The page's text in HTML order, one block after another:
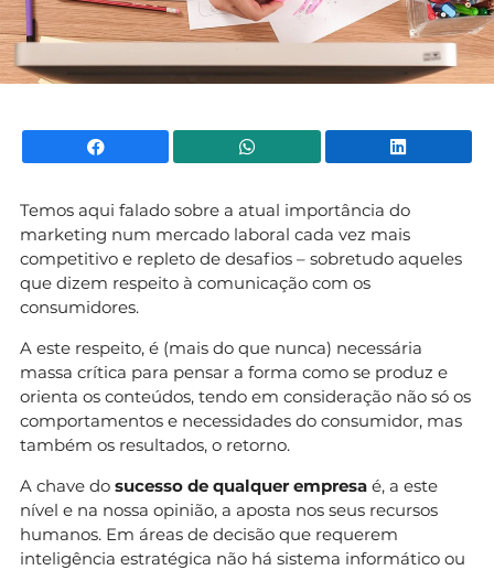
Facebook WhatsApp
Temos aqui falado sobre a atual importância do
marketing num mercado laboral cada vez mais
competitivo e repleto de desafios – sobretudo aqueles
que dizem respeito à comunicação com os
consumidores.
A este respeito, é (mais do que nunca) necessária
massa crítica para pensar a forma como se produz e
orienta os conteúdos, tendo em consideração não só os
comportamentos e necessidades do consumidor, mas
também os resultados, o retorno.
A chave do sucesso de qualquer empresa é, a este
nível e na nossa opinião, a aposta nos seus recursos
humanos. Em áreas de decisão que requerem
inteligência estratégica não há sistema informático ou